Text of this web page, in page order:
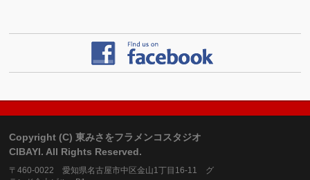
Copyright (C) 東みさをフラメンコスタジオ
CIBAYI. All Rights Reserved.
〒460-0022 愛知県名古屋市中区金山1丁目16-11 グ